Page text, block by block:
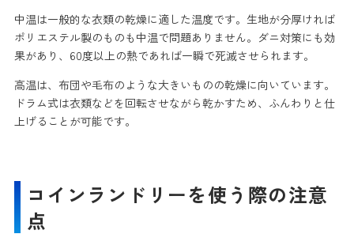
中温は一般的な衣類の乾燥に適した温度です。生地が分厚ければ
ポリエステル製のものも中温で問題ありません。ダニ対策にも効
果があり、60度以上の熱であれば一瞬で死滅させられます。
高温は、布団や毛布のような大きいものの乾燥に向いています。
ドラム式は衣類などを回転させながら乾かすため、ふんわりと仕
上げることが可能です。
コインランドリーを使う際の注意
点